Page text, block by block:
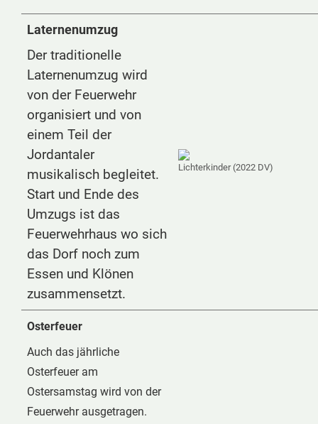
Laternenumzug
Der traditionelle
Laternenumzug wird
von der Feuerwehr
organisiert und von
einem Teil der
Jordantaler
musikalisch begleitet.
Start und Ende des
Umzugs ist das
Feuerwehrhaus wo sich
das Dorf noch zum
Essen und Klönen
zusammensetzt.
Lichterkinder (2022 DV)
Osterfeuer
Auch das jährliche
Osterfeuer am
Ostersamstag wird von der
Feuerwehr ausgetragen.